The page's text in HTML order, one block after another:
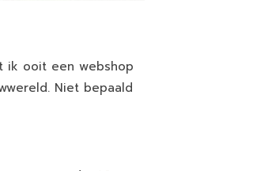
ik ooit een webshop
Niet bepaald